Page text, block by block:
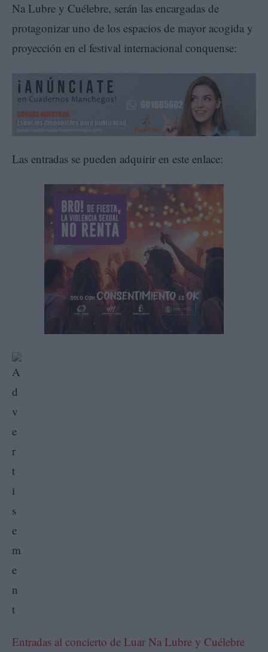
Na Lubre y Cuélebre, serán las encargadas de
protagonizar uno de los espacios de mayor acogida y
proyección en el festival internacional conquense:
Las entradas se pueden adquirir en este enlace:
Entradas al concierto de Luar Na Lubre y Cuélebre